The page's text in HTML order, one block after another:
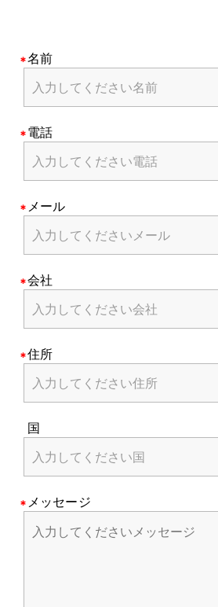
名前
電話
メール
会社
住所
国
メッセージ